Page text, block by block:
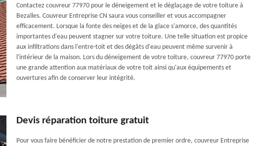
Contactez couvreur 77970 pour le déneigement et le déglaçage de votre toiture à
Bezalles. Couvreur Entreprise CN saura vous conseiller et vous accompagner
efficacement. Lorsque la fonte des neiges et de la glace s'amorce, des quantités
importantes d'eau peuvent stagner sur votre toiture. Une telle situation est propice
aux infiltrations dans l'entre-toit et des dégâts d'eau peuvent même survenir à
l'intérieur de la maison. Lors du déneigement de votre toiture, couvreur 77970 porte
une grande attention aux matériaux de votre toit ainsi qu'aux équipements et
ouvertures afin de conserver leur intégrité.
Devis réparation toiture gratuit
Pour vous faire bénéficier de notre prestation de premier ordre, couvreur Entreprise